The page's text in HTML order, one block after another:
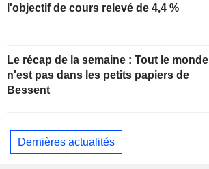
l'objectif de cours relevé de 4,4 %
Le récap de la semaine : Tout le monde
n'est pas dans les petits papiers de
Bessent
Dernières actualités